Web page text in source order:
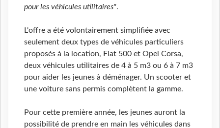
pour les véhicules utilitaires".
L'offre a été volontairement simplifiée avec
seulement deux types de véhicules particuliers
proposés à la location, Fiat 500 et Opel Corsa,
deux véhicules utilitaires de 4 à 5 m3 ou 6 à 7 m3
pour aider les jeunes à déménager. Un scooter et
une voiture sans permis complètent la gamme.
Pour cette première année, les jeunes auront la
possibilité de prendre en main les véhicules dans